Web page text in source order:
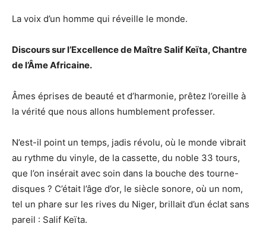
La voix d’un homme qui réveille le monde.
Discours sur l’Excellence de Maître Salif Keïta, Chantre
de l’Âme Africaine.
Âmes éprises de beauté et d’harmonie, prêtez l’oreille à
la vérité que nous allons humblement professer.
N’est-il point un temps, jadis révolu, où le monde vibrait
au rythme du vinyle, de la cassette, du noble 33 tours,
que l’on insérait avec soin dans la bouche des tourne-
disques ? C’était l’âge d’or, le siècle sonore, où un nom,
tel un phare sur les rives du Niger, brillait d’un éclat sans
pareil : Salif Keïta.